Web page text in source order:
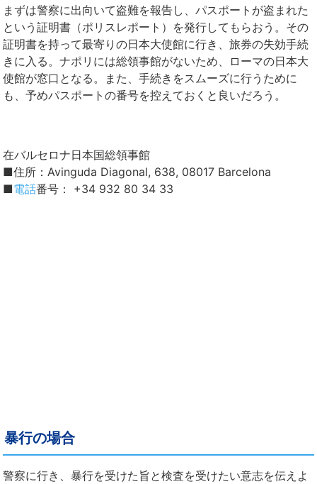
まずは警察に出向いて盗難を報告し、 パスポート が盗まれた
という証明書（ポリスレポート）を発行してもらおう。その
証明書を持って最寄りの日本大使館に行き、旅券の失効手続
きに入る。ナポリには総領事館がないため、ローマの日本大
使館が窓口となる。また、手続きをスムーズに行うために
も、予めパスポート の番号を控えておくと良いだろう。
在バルセロナ日本国総領事館
■住所：Avinguda Diagonal, 638, 08017 Barcelona
■電話番号： +34 932 80 34 33
暴行の場合
警察に行き、暴行を受けた旨と検査を受けたい意志を伝えよ